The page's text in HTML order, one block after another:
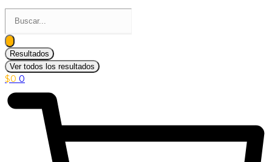
Resultados
Ver todos los resultados
$0 0